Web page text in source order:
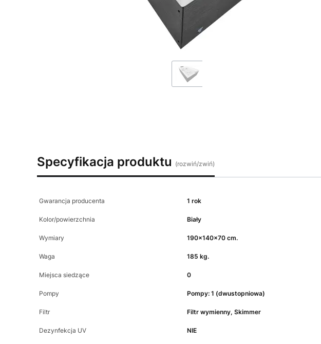
Specyfikacja produktu
Gwarancja producenta 1 rok
Kolor/powierzchnia Biały
Wymiary 190x140x70 cm.
Waga 185 kg.
Miejsca siedzące 0
Pompy Pompy: 1 (dwustopniowa)
Filtr Filtr wymienny, Skimmer
Dezynfekcja UV NIE